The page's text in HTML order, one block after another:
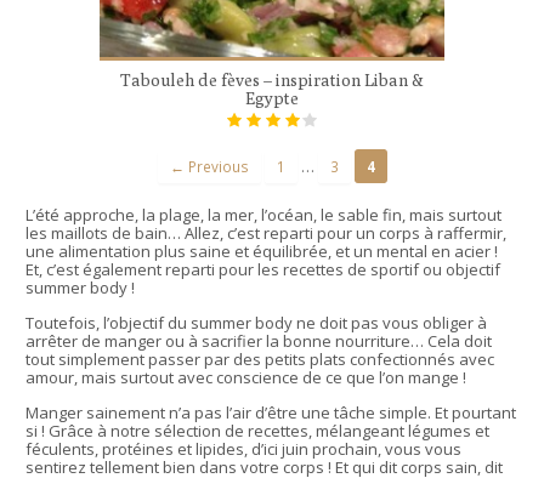
Tabouleh de fèves – inspiration Liban &
Egypte
← Previous 1 … 3 4
L’été approche, la plage, la mer, l’océan, le sable fin, mais surtout
les maillots de bain… Allez, c’est reparti pour un corps à raffermir,
une alimentation plus saine et équilibrée, et un mental en acier !
Et, c’est également reparti pour les recettes de sportif ou objectif
summer body !
Toutefois, l’objectif du summer body ne doit pas vous obliger à
arrêter de manger ou à sacrifier la bonne nourriture… Cela doit
tout simplement passer par des petits plats confectionnés avec
amour, mais surtout avec conscience de ce que l’on mange !
Manger sainement n’a pas l’air d’être une tâche simple. Et pourtant
si ! Grâce à notre sélection de recettes, mélangeant légumes et
féculents, protéines et lipides, d’ici juin prochain, vous vous
sentirez tellement bien dans votre corps ! Et qui dit corps sain, dit